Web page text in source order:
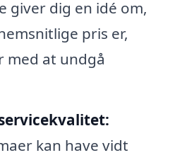
giver dig en idé om,
pris er,
at undgå
kan have vidt